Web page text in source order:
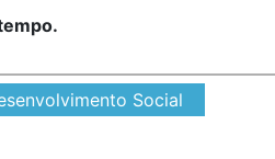
Social